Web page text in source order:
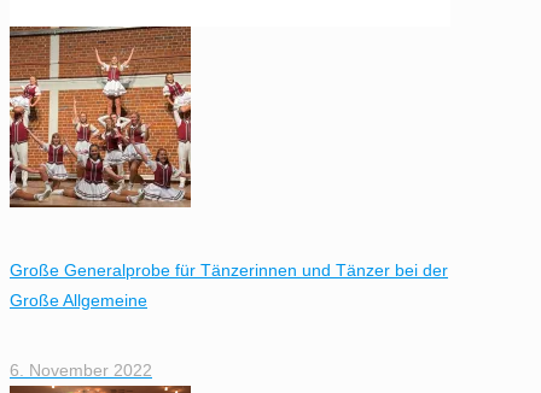
Große Generalprobe für Tänzerinnen und Tänzer bei der
Große Allgemeine
6. November 2022